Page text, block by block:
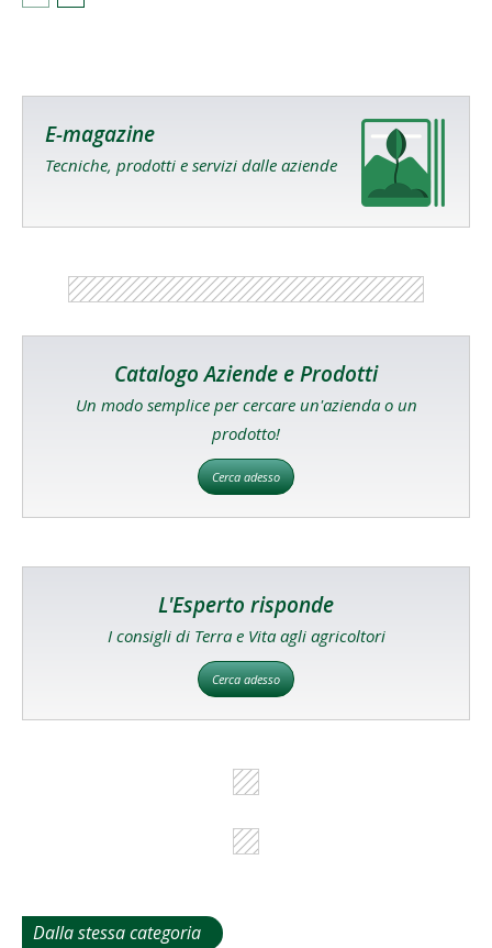
E-magazine
Tecniche, prodotti e servizi dalle aziende
Catalogo Aziende e Prodotti
Un modo semplice per cercare un'azienda o un
prodotto!
Cerca adesso
L'Esperto risponde
I consigli di Terra e Vita agli agricoltori
Cerca adesso
Dalla stessa categoria